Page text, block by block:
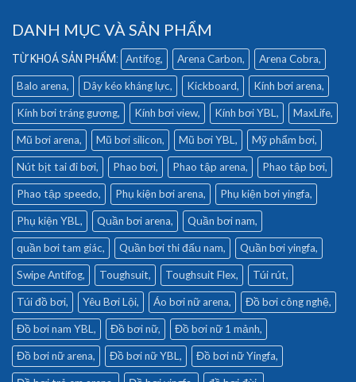
DANH MỤC VÀ SẢN PHẨM
Antifog Arena Carbon Arena Cobra
Balo arena Dây kéo kháng lực Kickboard Kính bơi arena
Kính bơi tráng gương Kính bơi view Kính bơi YBL MaxLife
Mũ bơi arena Mũ bơi silicon Mũ bơi YBL Mỹ phẩm bơi
Nút bịt tai đi bơi Phao bơi Phao tập arena Phao tập bơi
Phao tập speedo Phụ kiện bơi arena Phụ kiện bơi yingfa
Phụ kiện YBL Quần bơi arena Quần bơi nam
quần bơi tam giác Quần bơi thi đấu nam Quần bơi yingfa
Swipe Antifog Toughsuit Toughsuit Flex Túi rút
Túi đồ bơi Yêu Bơi Lội Áo bơi nữ arena Đồ bơi công nghệ
Đồ bơi nam YBL Đồ bơi nữ Đồ bơi nữ 1 mảnh
Đồ bơi nữ arena Đồ bơi nữ YBL Đồ bơi nữ Yingfa